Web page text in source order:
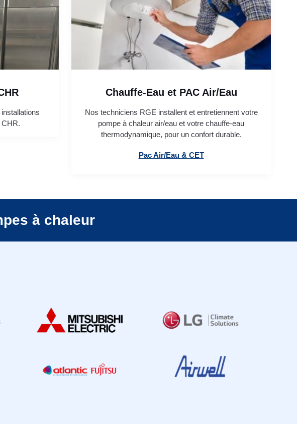
CHR.
Chauffe-Eau et PAC Air/Eau
Nos techniciens RGE installent et entretiennent votre
pompe à chaleur air/eau et votre chauffe-eau
thermodynamique, pour un confort durable.
Pac Air/Eau & CET
à chaleur